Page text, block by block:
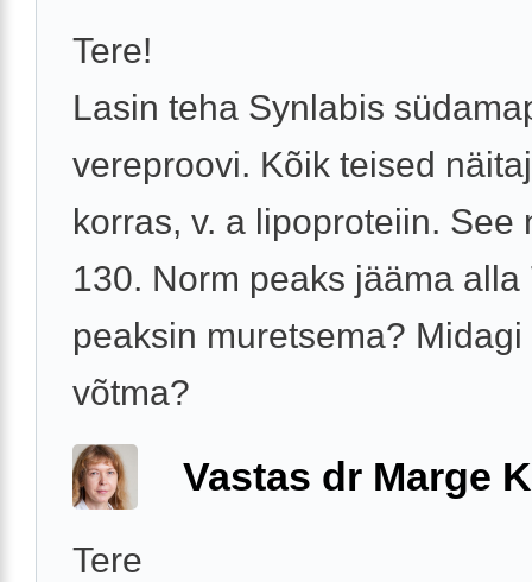
Tere!
Lasin teha Synlabis
vereproovi. Kõik teised
korras, v. a lipoproteiin. See
130. Norm peaks jääma alla
peaksin muretsema? Midagi
võtma?
Vastas dr Marge
Tere